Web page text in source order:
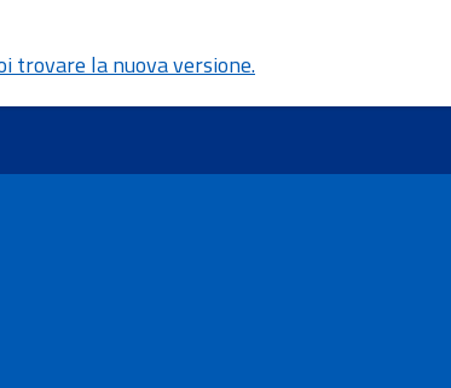
trovare la nuova versione.